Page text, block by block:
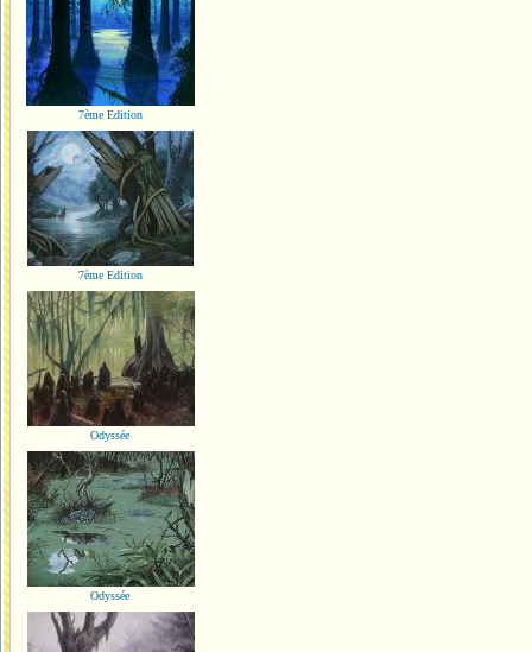
7ème Edition
7ème Edition
Odyssée
Odyssée